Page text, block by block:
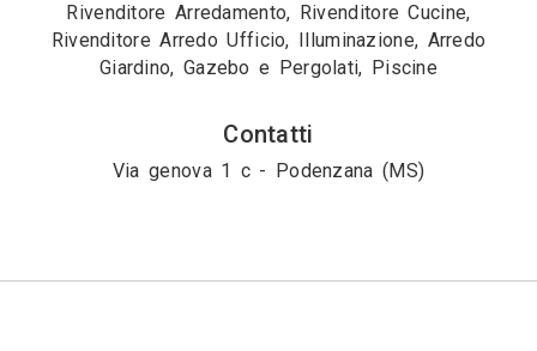
Rivenditore Arredamento, Rivenditore Cucine,
Rivenditore Arredo Ufficio, Illuminazione, Arredo
Giardino, Gazebo e Pergolati, Piscine
Contatti
Via genova 1 c - Podenzana (MS)